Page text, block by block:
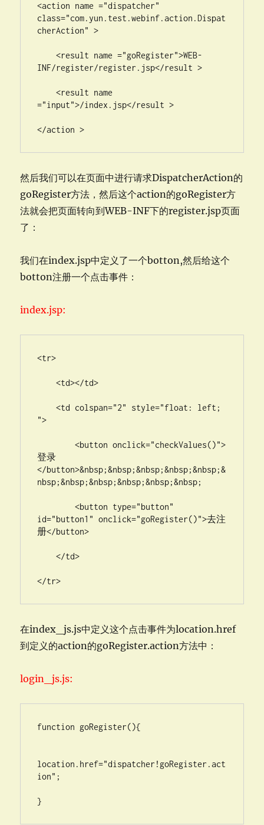
<action name ="dispatcher"
class="com.yun.test.webinf.action.Dispat
cherAction" >
    <result name ="goRegister">WEB-
INF/register/register.jsp</result >
    <result name
="input">/index.jsp</result >
</action >
然后我们可以在页面中进行请求DispatcherAction的
goRegister方法，然后这个action的goRegister方
法就会把页面转向到WEB-INF下的register.jsp页面
了：
我们在index.jsp中定义了一个botton,然后给这个
botton注册一个点击事件：
index.jsp:
<tr>
    <td></td>
    <td colspan="2" style="float: left;
">
        <button onclick="checkValues()">
登录
</button>&nbsp;&nbsp;&nbsp;&nbsp;&nbsp;&
nbsp;&nbsp;&nbsp;&nbsp;&nbsp;&nbsp;
        <button type="button"
id="button1" onclick="goRegister()">去注
册</button>
    </td>
</tr>
在index_js.js中定义这个点击事件为location.href
到定义的action的goRegister.action方法中：
login_js.js:
function goRegister(){
location.href="dispatcher!goRegister.act
ion";
}